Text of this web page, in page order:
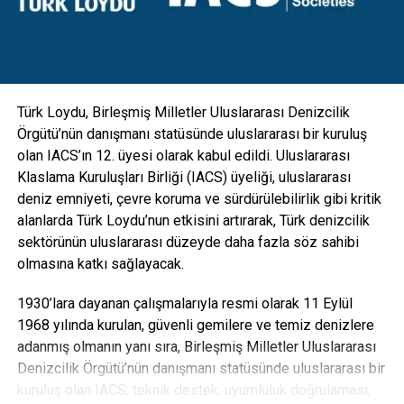
“Karbon ayak izi yüzde 30’a varan oranda azalacak”
Türk Loydu, Birleşmiş Milletler Uluslararası Denizcilik
Örgütü’nün danışmanı statüsünde uluslararası bir kuruluş
olan IACS’ın 12. üyesi olarak kabul edildi. Uluslararası
Klaslama Kuruluşları Birliği (IACS) üyeliği, uluslararası
deniz emniyeti, çevre koruma ve sürdürülebilirlik gibi kritik
alanlarda Türk Loydu’nun etkisini artırarak, Türk denizcilik
sektörünün uluslararası düzeyde daha fazla söz sahibi
olmasına katkı sağlayacak.
1930’lara dayanan çalışmalarıyla resmi olarak 11 Eylül
1968 yılında kurulan, güvenli gemilere ve temiz denizlere
adanmış olmanın yanı sıra, Birleşmiş Milletler Uluslararası
Denizcilik Örgütü’nün danışmanı statüsünde uluslararası bir
kuruluş olan IACS; teknik destek, uyumluluk doğrulaması,